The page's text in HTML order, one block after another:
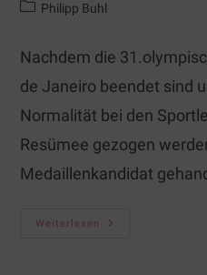
Philipp Buhl
Nachdem die
de Janeiro beendet sind
Normalität bei den
Resümee gezogen
Medaillenkandidat
Weiterlesen